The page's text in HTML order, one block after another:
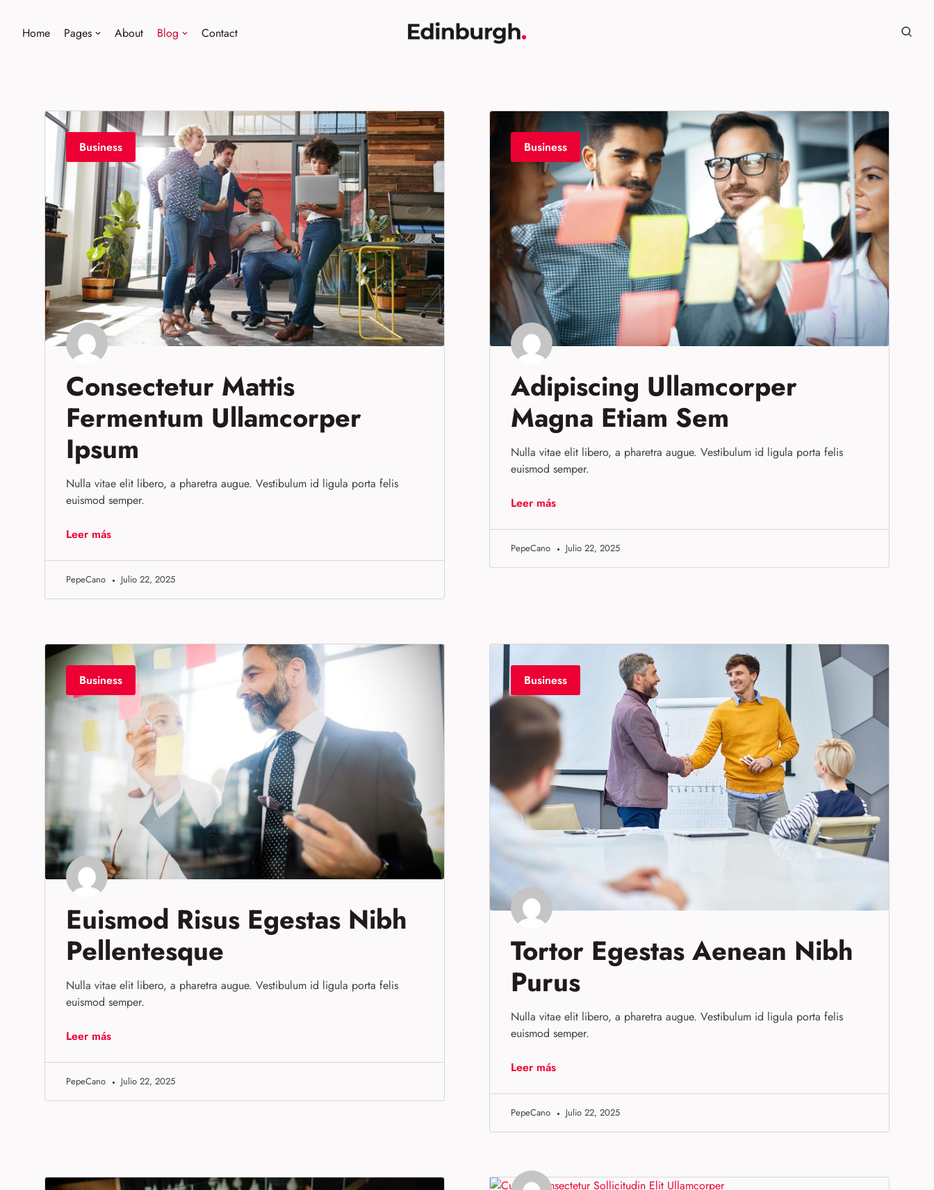
Saltar
Home Pages About Blog Contact
Business
Consectetur Mattis
Fermentum Ullamcorper
Ipsum
Nulla vitae elit libero, a pharetra augue. Vestibulum id ligula porta felis
euismod semper.
Leer más
PepeCano Julio 22, 2025
Business
Adipiscing Ullamcorper
Magna Etiam Sem
Nulla vitae elit libero, a pharetra augue. Vestibulum id ligula porta felis
euismod semper.
Leer más
PepeCano Julio 22, 2025
Business
Euismod Risus Egestas Nibh
Pellentesque
Nulla vitae elit libero, a pharetra augue. Vestibulum id ligula porta felis
euismod semper.
Leer más
PepeCano Julio 22, 2025
Business
Tortor Egestas Aenean Nibh
Purus
Nulla vitae elit libero, a pharetra augue. Vestibulum id ligula porta felis
euismod semper.
Leer más
PepeCano Julio 22, 2025